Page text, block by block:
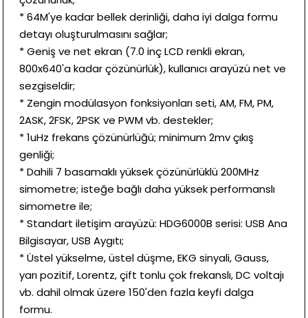
* 64M'ye kadar bellek derinliği, daha iyi dalga formu
detayı oluşturulmasını sağlar;
* Geniş ve net ekran (7.0 inç LCD renkli ekran,
800x640'a kadar çözünürlük), kullanıcı arayüzü net ve
sezgiseldir;
* Zengin modülasyon fonksiyonları seti, AM, FM, PM,
2ASK, 2FSK, 2PSK ve PWM vb. destekler;
* 1uHz frekans çözünürlüğü; minimum 2mv çıkış
genliği;
* Dahili 7 basamaklı yüksek çözünürlüklü 200MHz
simometre; isteğe bağlı daha yüksek performanslı
simometre ile;
* Standart iletişim arayüzü: HDG6000B serisi: USB Ana
Bilgisayar, USB Aygıtı;
* Üstel yükselme, üstel düşme, EKG sinyali, Gauss,
yarı pozitif, Lorentz, çift tonlu çok frekanslı, DC voltajı
vb. dahil olmak üzere 150'den fazla keyfi dalga
formu.